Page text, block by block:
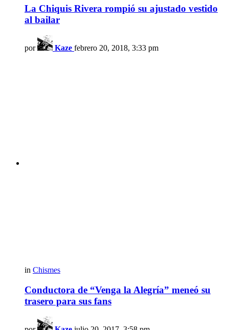
La Chiquis Rivera rompió su ajustado vestido
al bailar
por Kaze febrero 20, 2018, 3:33 pm
in Chismes
Conductora de “Venga la Alegría” meneó su
trasero para sus fans